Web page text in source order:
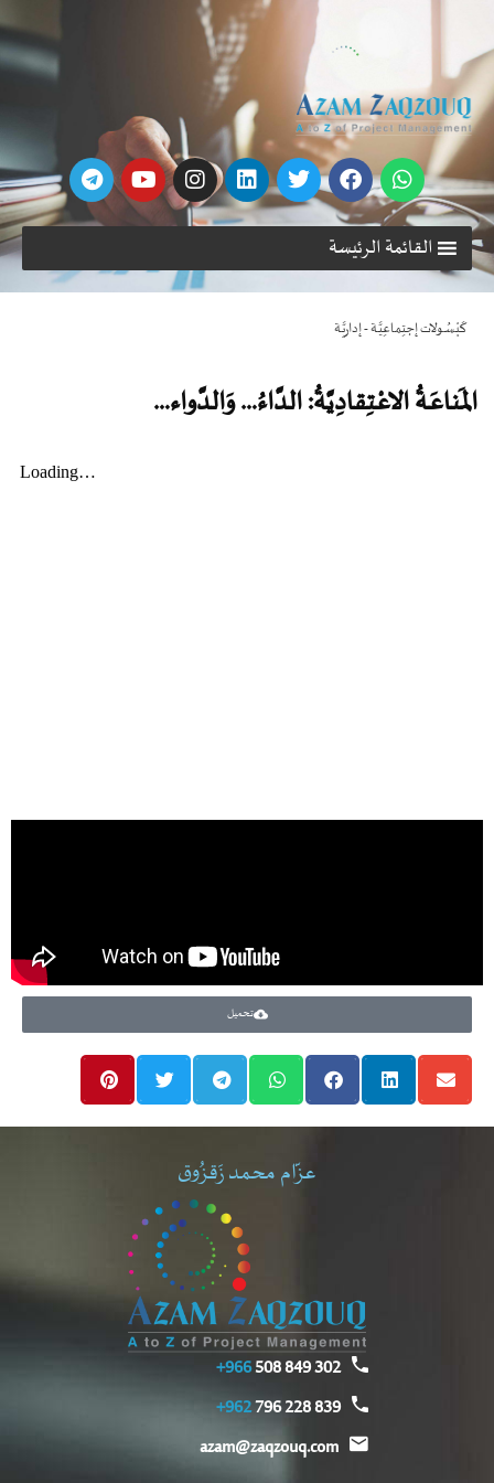
القائمة الرئيسة
كَبْسُـولات إجتِماعِيَّـة - إداريَّـة
المَـناعَـةُ الاعْـتِقادِيَّةُ: الدَّاءُ… وَالدَّواء…
تحميل
عزّام محمد زَقزُوق
302 849 508
966+
839 228 796
962+
azam@zaqzouq.com